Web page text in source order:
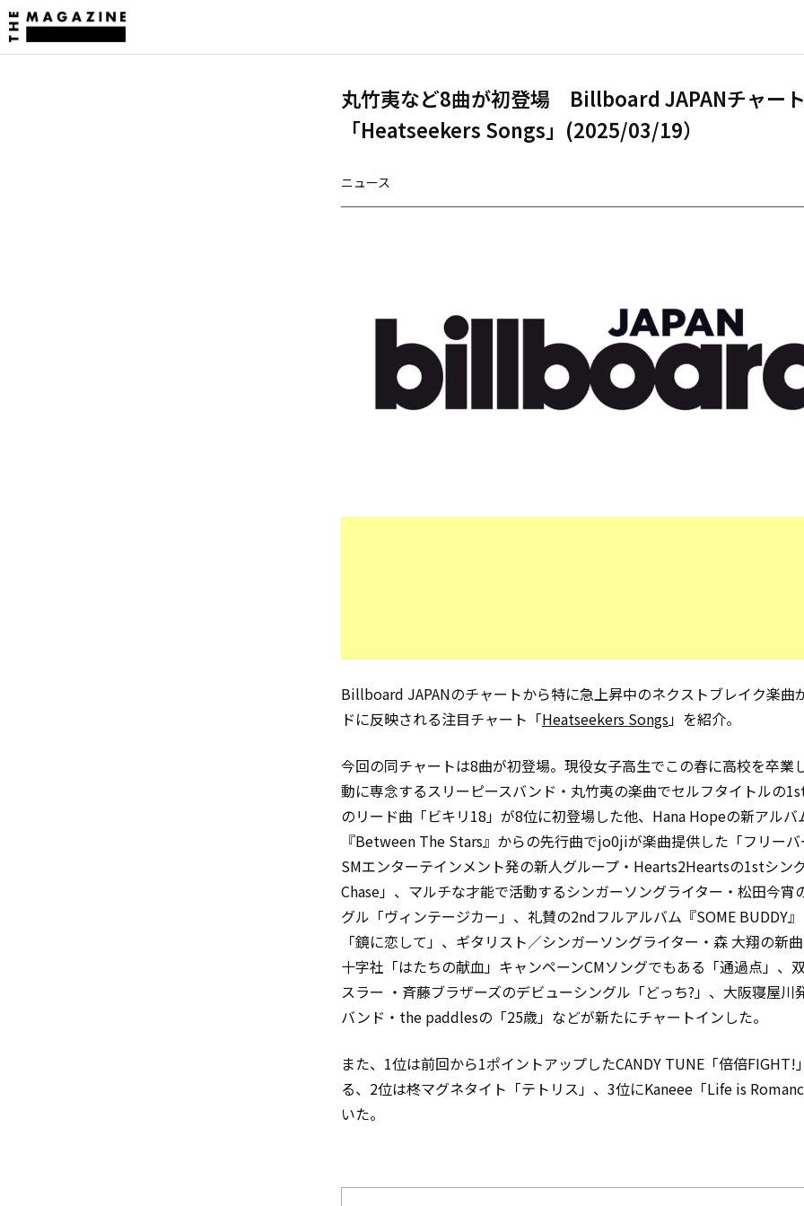
丸竹夷など8曲が初登場 Billboard JAPANチャー
「Heatseekers Songs」(2025/03/19）
ニュース
Billboard JAPANのチャートから特に急上昇中のネクストブレイク楽曲
ドに反映される注目チャート「Heatseekers Songs」を紹介。
今回の同チャートは8曲が初登場。現役女子高生でこの春に高校を卒業
動に専念するスリーピースバンド・丸竹夷の楽曲でセルフタイトルの
のリード曲「ビキリ18」が8位に初登場した他、Hana Hopeの新アルバ
『Between The Stars』からの先行曲でjo0jiが楽曲提供した「フリー
SMエンターテインメント発の新人グループ・Hearts2Heartsの1stシン
Chase」、マルチな才能で活動するシンガーソングライター・松田今宵
グル「ヴィンテージカー」、礼賛の2ndフルアルバム『SOME BUDDY
「鏡に恋して」、ギタリスト／シンガーソングライター・森 大翔の新
十字社「はたちの献血」キャンペーンCMソングでもある「通過点」、
スラー ・斉藤ブラザーズのデビューシングル「どっち?」、大阪寝屋川
バンド・the paddlesの「25歳」などが新たにチャートインした。
また、1位は前回から1ポイントアップしたCANDY TUNE「倍倍FIGHT!
る、2位は柊マグネタイト「テトリス」、3位にKaneee「Life is
いた。